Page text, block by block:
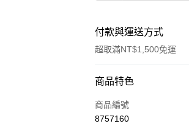
付款與運送方式
超取滿NT$1,500免運
付款方式
信用卡一次付款
商品特色
商品編號
8757160